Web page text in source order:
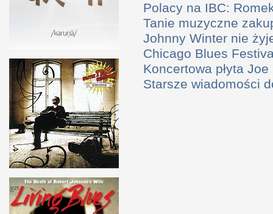
Polacy na IBC:
Tanie muzyczne
Johnny Winter nie
Chicago Blues
Koncertowa płyta
Starsze wiadomości